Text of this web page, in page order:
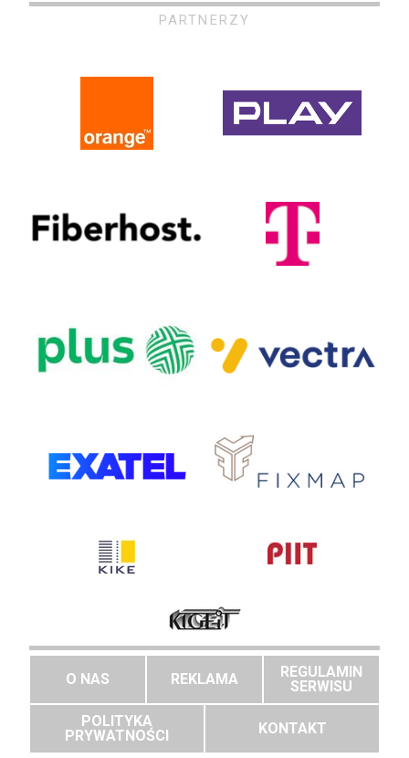
PARTNERZY
O NAS REKLAMA
REGULAMIN
SERWISU
POLITYKA
PRYWATNOŚCI
KONTAKT